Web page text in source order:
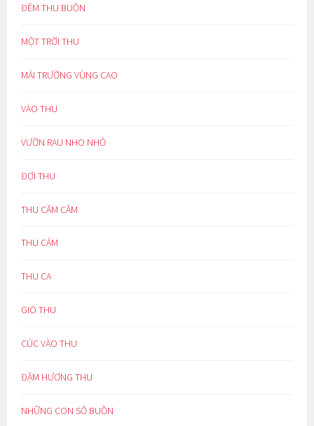
ĐÊM THU BUỒN
MỘT TRỜI THU
MÁI TRƯỜNG VÙNG CAO
VÀO THU
VƯỜN RAU NHO NHỎ
ĐỢI THU
THU CĂM CĂM
THU CẢM
THU CA
GIÓ THU
CÚC VÀO THU
ĐẬM HƯƠNG THU
NHỮNG CON SỐ BUỒN